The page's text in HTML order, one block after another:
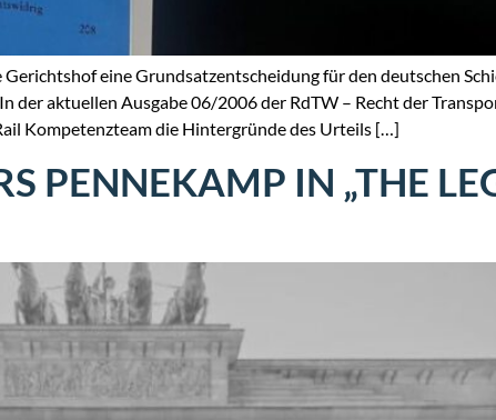
eine Grundsatzentscheidung für den deutschen
der aktuellen Ausgabe 06/2006 der RdTW – Recht der
Kompetenzteam die Hintergründe des Urteils […]
PENNEKAMP IN „THE